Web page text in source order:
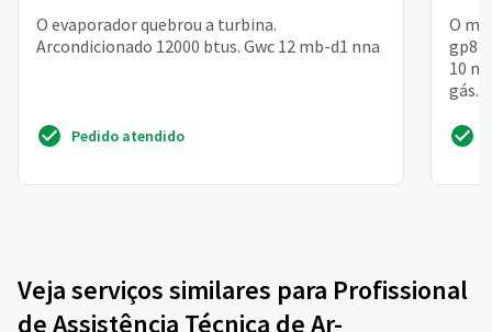
O evaporador quebrou a turbina.
Arcondicionado 12000 btus. Gwc 12 mb-d1 nna
Pedido atendido
O
10
gás.
Veja serviços similares para Profissional
de Assistência Técnica de Ar-